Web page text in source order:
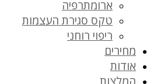
ארומתרפיה
טקס סגירת העצמות
ריפוי רוחני
מחירים
אודות